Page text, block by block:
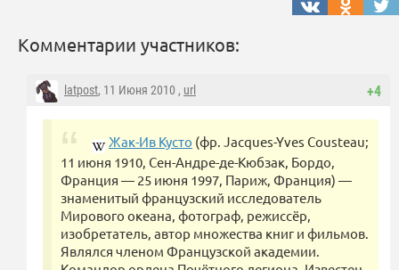
Комментарии участников:
+4
latpost, 11 Июня 2010 , url
Жак-Ив Кусто (фр. Jacques-Yves Cousteau;
11 июня 1910, Сен-Андре-де-Кюбзак, Бордо,
Франция — 25 июня 1997, Париж, Франция) —
знаменитый французский исследователь
Мирового океана, фотограф, режиссёр,
изобретатель, автор множества книг и фильмов.
Являлся членом Французской академии.